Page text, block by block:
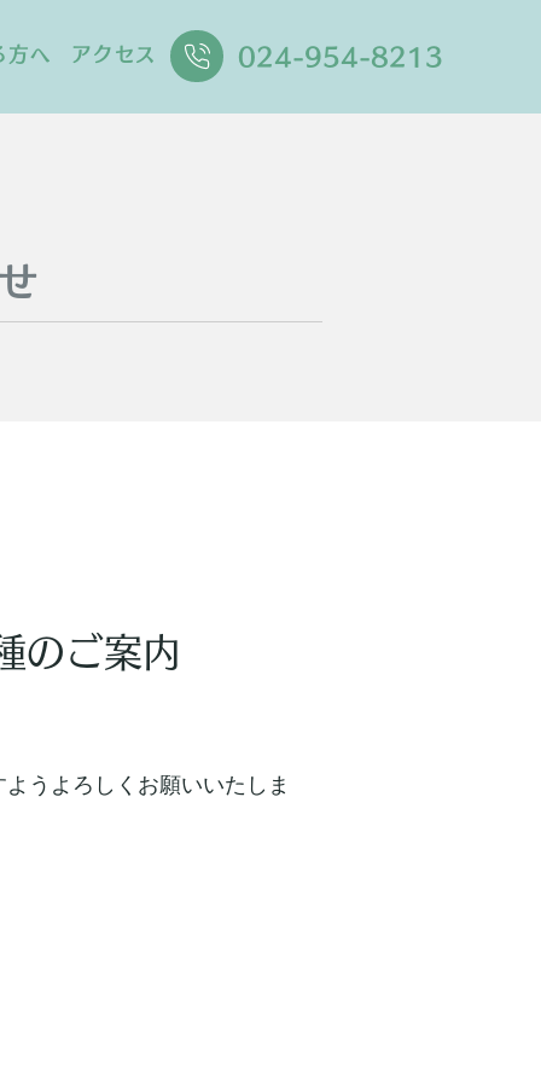
方へ アクセス 024-954-8213
のご案内
うよろしくお願いいたしま